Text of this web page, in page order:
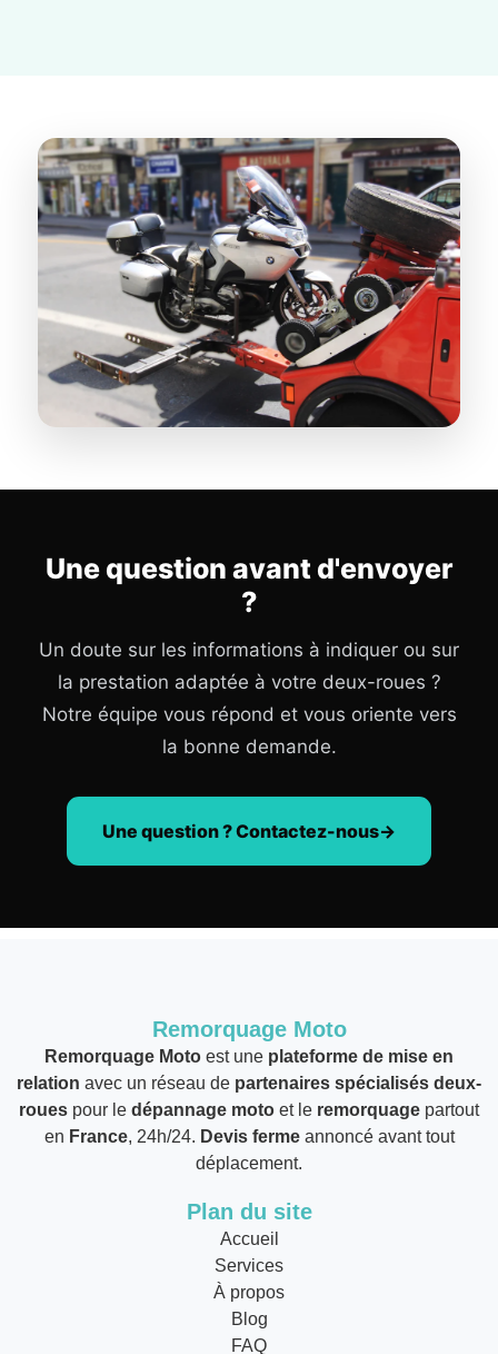
Une question avant d'envoyer
?
Un doute sur les informations à indiquer ou sur
la prestation adaptée à votre deux-roues ?
Notre équipe vous répond et vous oriente vers
la bonne demande.
Une question ? Contactez-nous
Remorquage Moto
Remorquage Moto est une plateforme de mise en
relation avec un réseau de partenaires spécialisés deux-
roues pour le dépannage moto et le remorquage partout
en France, 24h/24. Devis fermeannoncé avant tout
déplacement.
Plan du site
Accueil
Services
À propos
Blog
FAQ